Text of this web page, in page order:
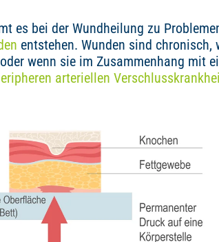
es bei der Wundheilung zu
entstehen. Wunden sind
wenn sie im Zusammenhang mit
arteriellen